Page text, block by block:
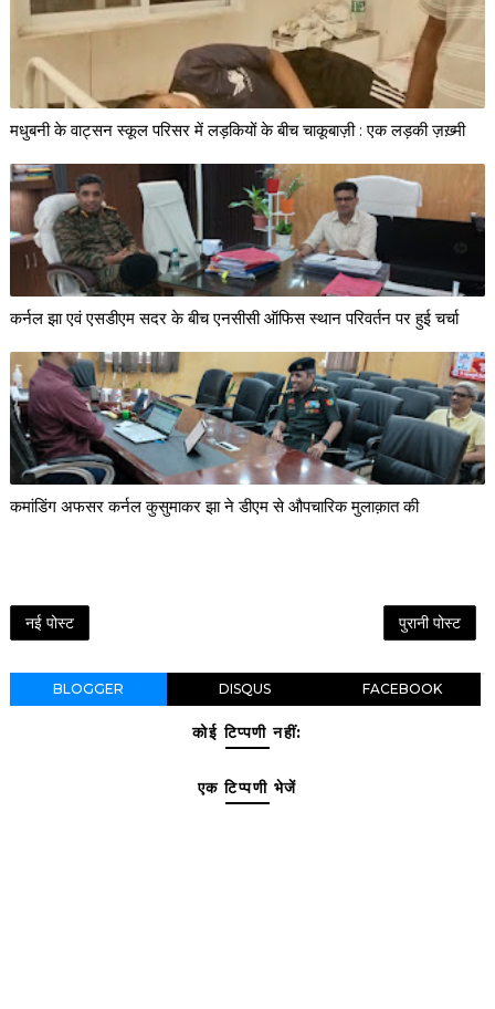
मधुबनी के वाट्सन स्कूल परिसर में लड़कियों के बीच चाकूबाज़ी : एक लड़की ज़ख़्मी
कर्नल झा एवं एसडीएम सदर के बीच एनसीसी ऑफिस स्थान परिवर्तन पर हुई चर्चा
कमांडिंग अफसर कर्नल कुसुमाकर झा ने डीएम से औपचारिक मुलाक़ात की
नई पोस्ट पुरानी पोस्ट
BLOGGER DISQUS FACEBOOK
कोई टिप्पणी नहीं:
एक टिप्पणी भेजें